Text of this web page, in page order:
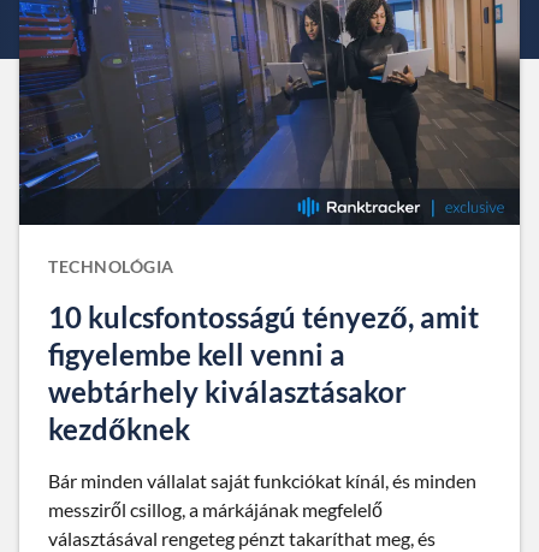
TECHNOLÓGIA
10 kulcsfontosságú tényező, amit
figyelembe kell venni a
webtárhely kiválasztásakor
kezdőknek
Bár minden vállalat saját funkciókat kínál, és minden
messziről csillog, a márkájának megfelelő
választásával rengeteg pénzt takaríthat meg, és